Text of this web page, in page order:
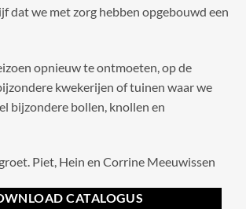
dat we met zorg hebben opgebouwd een
opnieuw te ontmoeten, op de
kwekerijen of tuinen waar we
bijzondere bollen, knollen en
Piet, Hein en Corrine Meeuwissen
CATALOGUS